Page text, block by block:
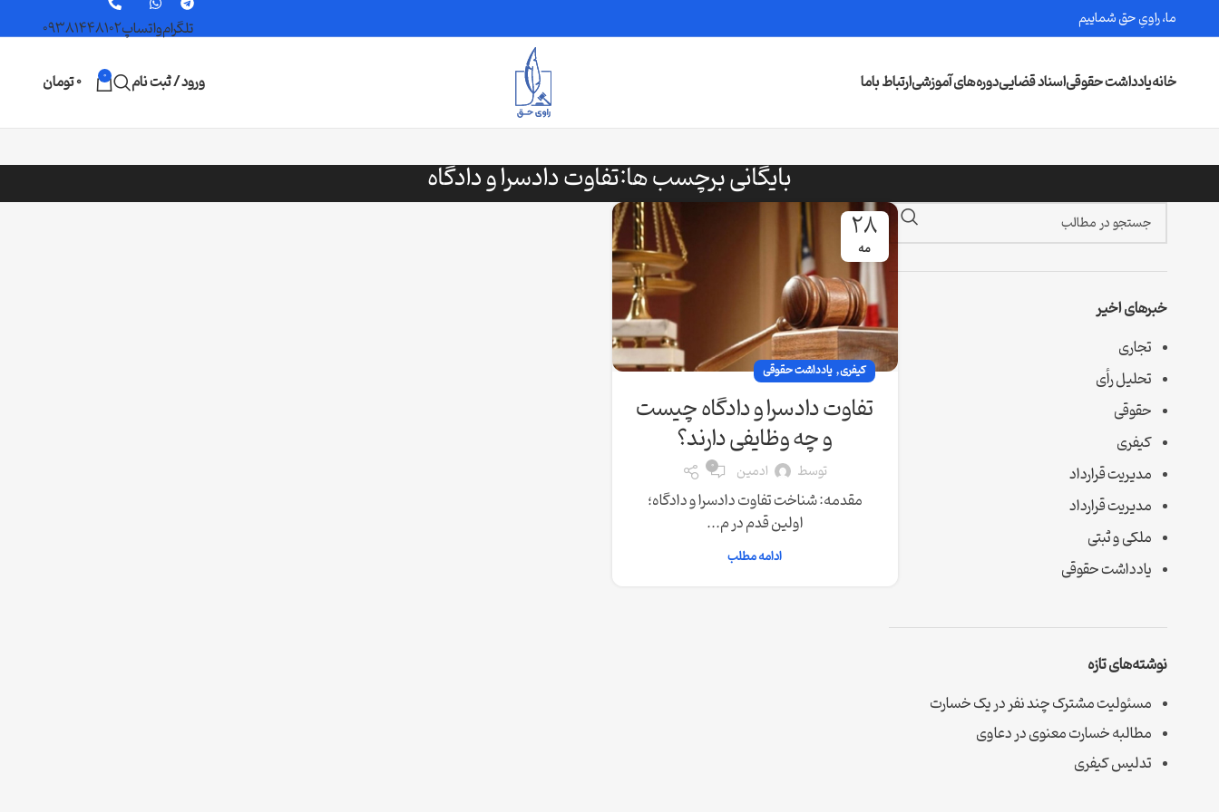
ما، راویِ حق شماییم
تلگرامواتساپ09381448102
خانهیادداشت حقوقیاسناد قضاییدوره‌های آموزشیارتباط باما ورود / ثبت نام 0
0تومان
بایگانی برچسب ها:تفاوت دادسرا و دادگاه
28
مه
کیفری,یادداشت حقوقی
تفاوت دادسرا و دادگاه چیست
و چه وظایفی دارند؟
توسط ادمین 0
مقدمه: شناخت تفاوت دادسرا و دادگاه؛
اولین قدم در م...
ادامه مطلب
خبرهای اخیر
تجاری
تحلیل رأی
حقوقی
کیفری
مدیریت قرارداد
مدیریت قرارداد
ملکی و ثبتی
یادداشت حقوقی
نوشته‌های تازه
مسئولیت مشترک چند نفر در یک خسارت
مطالبه خسارت معنوی در دعاوی
تدلیس کیفری